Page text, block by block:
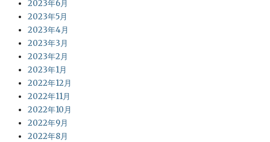
2023年6月
2023年5月
2023年4月
2023年3月
2023年2月
2023年1月
2022年12月
2022年11月
2022年10月
2022年9月
2022年8月